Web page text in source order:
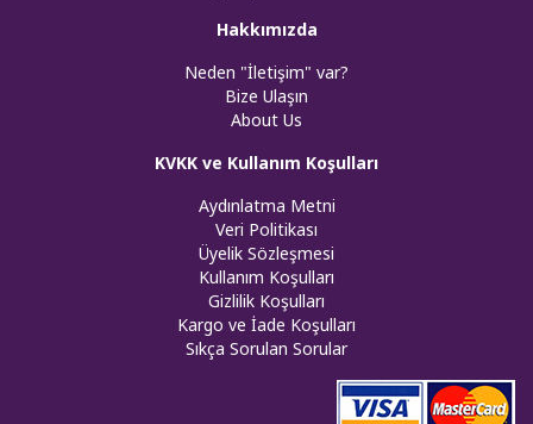
Hakkımızda
Neden "İletişim" var?
Bize Ulaşın
About Us
KVKK ve Kullanım Koşulları
Aydınlatma Metni
Veri Politikası
Üyelik Sözleşmesi
Kullanım Koşulları
Gizlilik Koşulları
Kargo ve İade Koşulları
Sıkça Sorulan Sorular